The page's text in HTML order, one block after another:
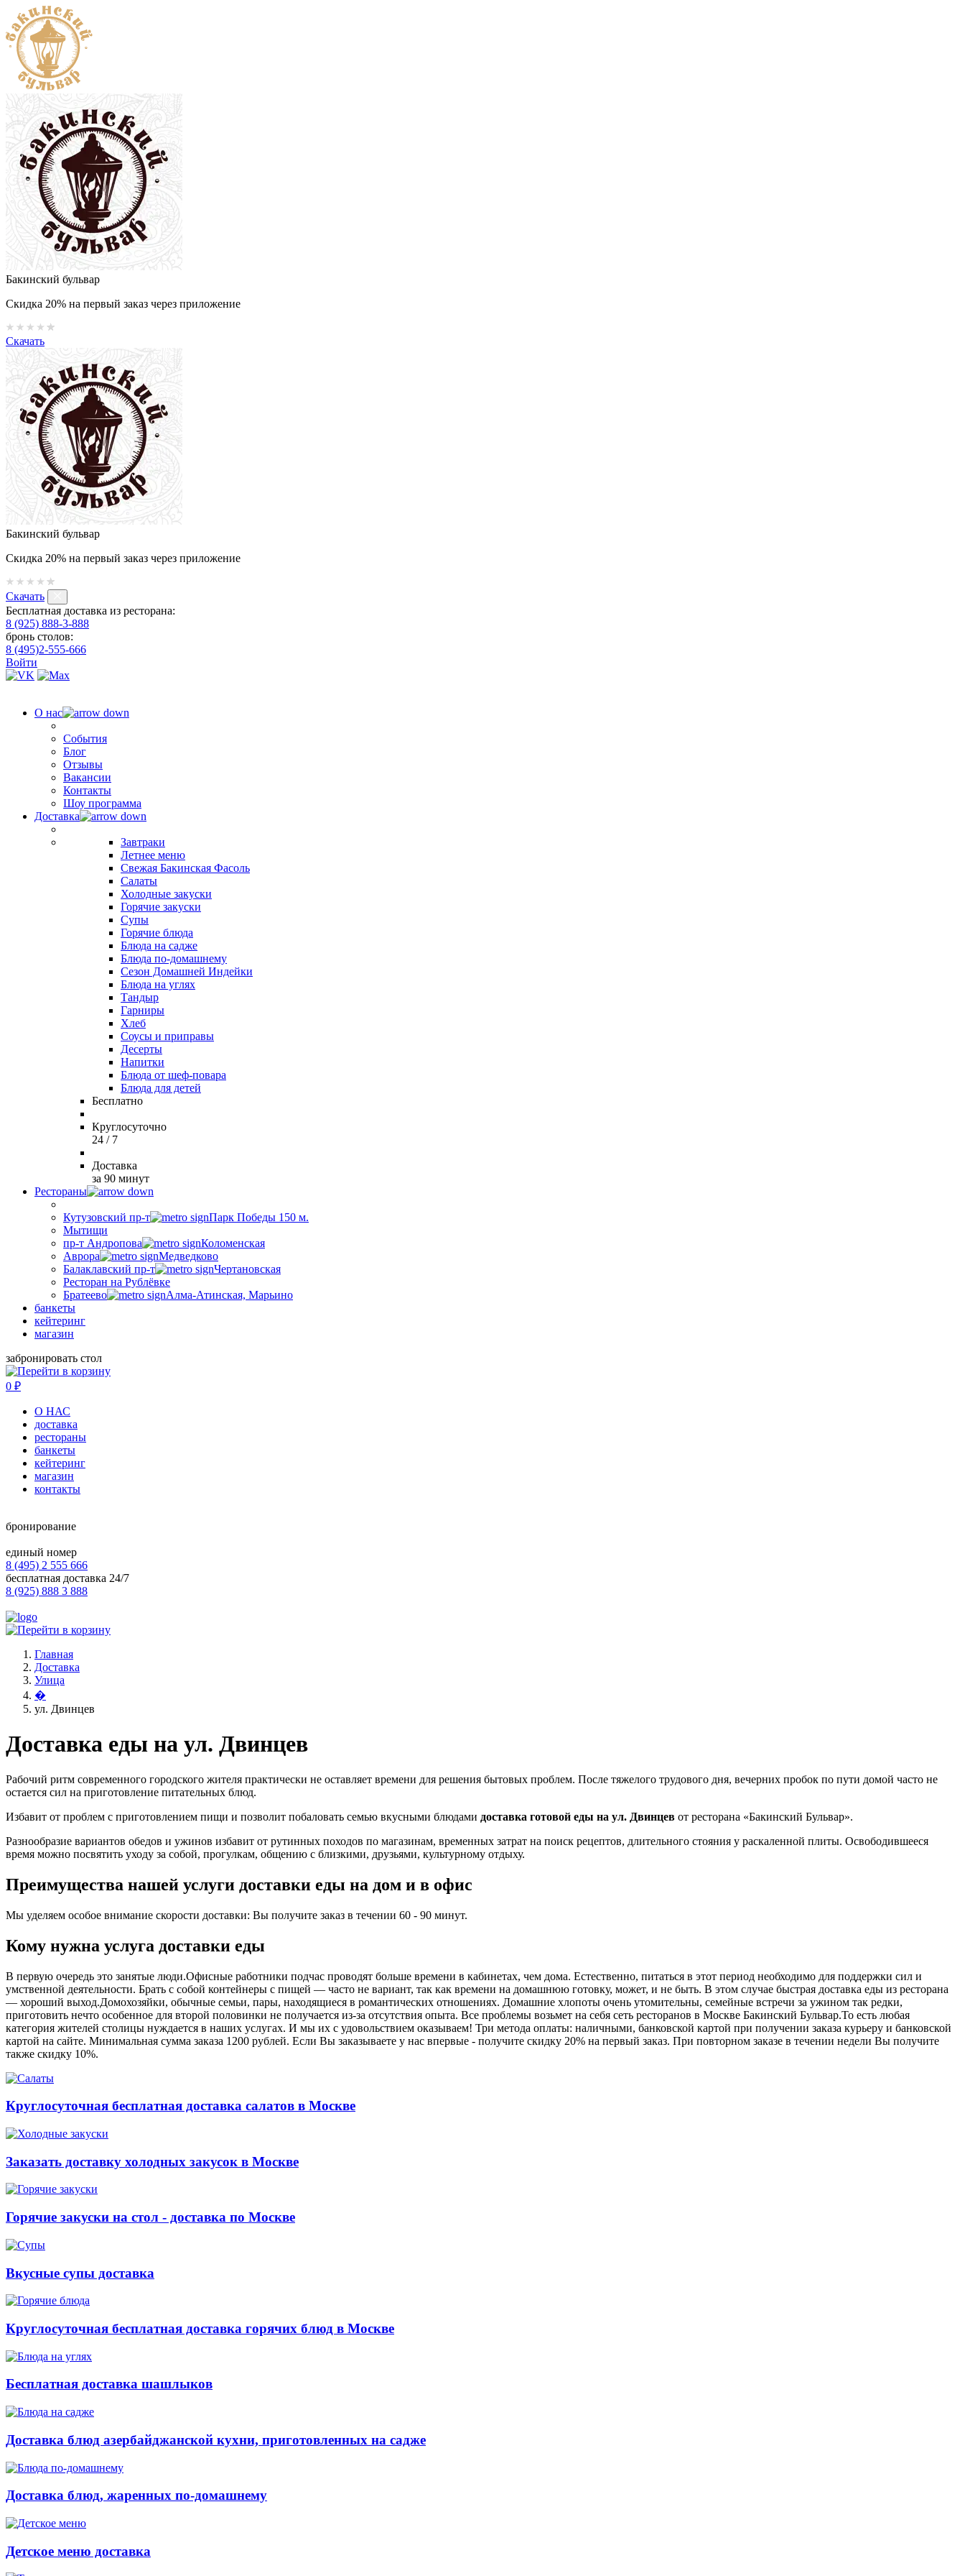
Бакинский бульвар
Скидка 20% на первый заказ через приложение
Скачать
Бакинский бульвар
Скидка 20% на первый заказ через приложение
Скачать
Бесплатная доставка из ресторана:
8 (925) 888-3-888
бронь столов:
8 (495)2-555-666
Войти
О нас
События
Блог
Отзывы
Вакансии
Контакты
Шоу программа
Доставка
Завтраки
Летнее меню
Свежая Бакинская Фасоль
Салаты
Холодные закуски
Горячие закуски
Супы
Горячие блюда
Блюда на садже
Блюда по-домашнему
Сезон Домашней Индейки
Блюда на углях
Тандыр
Гарниры
Хлеб
Соусы и приправы
Десерты
Напитки
Блюда от шеф-повара
Блюда для детей
Бесплатно
Круглосуточно
24 / 7
Доставка
за 90 минут
Рестораны
Кутузовский пр-т
Парк Победы 150 м.
Мытищи
пр-т Андропова
Коломенская
Аврора
Медведково
Балаклавский пр-т
Чертановская
Ресторан на Рублёвке
Братеево
Алма-Атинская, Марьино
банкеты
кейтеринг
магазин
забронировать стол
0 ₽
О НАС
доставка
рестораны
банкеты
кейтеринг
магазин
контакты
бронирование
единый номер
8 (495) 2 555 666
бесплатная доставка 24/7
8 (925) 888 3 888
Главная
Доставка
Улица
�
ул. Двинцев
Доставка еды на ул. Двинцев
Рабочий ритм современного городского жителя практически не оставляет времени для решения бытовых проблем. После тяжелого трудового дня, вечерних пробок по пути домой часто не
остается сил на приготовление питательных блюд.
Избавит от проблем с приготовлением пищи и позволит побаловать семью вкусными блюдами доставка готовой еды на ул. Двинцев от ресторана «Бакинский Бульвар».
Разнообразие вариантов обедов и ужинов избавит от рутинных походов по магазинам, временных затрат на поиск рецептов, длительного стояния у раскаленной плиты. Освободившееся
время можно посвятить уходу за собой, прогулкам, общению с близкими, друзьями, культурному отдыху.
Преимущества нашей услуги доставки еды на дом и в офис
Мы уделяем особое внимание скорости доставки: Вы получите заказ в течении 60 - 90 минут.
Кому нужна услуга доставки еды
В первую очередь это занятые люди.Офисные работники подчас проводят больше времени в кабинетах, чем дома. Естественно, питаться в этот период необходимо для поддержки сил и
умственной деятельности. Брать с собой контейнеры с пищей ― часто не вариант, так как времени на домашнюю готовку, может, и не быть. В этом случае быстрая доставка еды из ресторана
― хороший выход.Домохозяйки, обычные семьи, пары, находящиеся в романтических отношениях. Домашние хлопоты очень утомительны, семейные встречи за ужином так редки,
приготовить нечто особенное для второй половинки не получается из-за отсутствия опыта. Все проблемы возьмет на себя сеть ресторанов в Москве Бакинский Бульвар.То есть любая
категория жителей столицы нуждается в наших услугах. И мы их с удовольствием оказываем! Три метода оплаты: наличными, банковской картой при получении заказа курьеру и банковской
картой на сайте. Минимальная сумма заказа 1200 рублей. Если Вы заказываете у нас впервые - получите скидку 20% на первый заказ. При повторном заказе в течении недели Вы получите
также скидку 10%.
Круглосуточная бесплатная доставка салатов в Москве
Заказать доставку холодных закусок в Москве
Горячие закуски на стол - доставка по Москве
Вкусные супы доставка
Круглосуточная бесплатная доставка горячих блюд в Москве
Бесплатная доставка шашлыков
Доставка блюд азербайджанской кухни, приготовленных на садже
Доставка блюд, жаренных по-домашнему
Детское меню доставка